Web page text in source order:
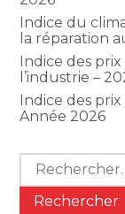
Indice du
la réparation
Indice des
l’industrie –
Indice des
Année 2026
Rechercher :